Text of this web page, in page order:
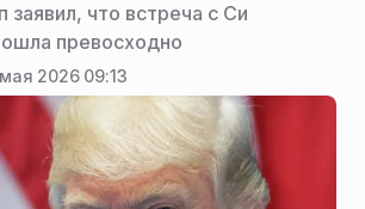
что встреча с Си
превосходно
2026 09:13